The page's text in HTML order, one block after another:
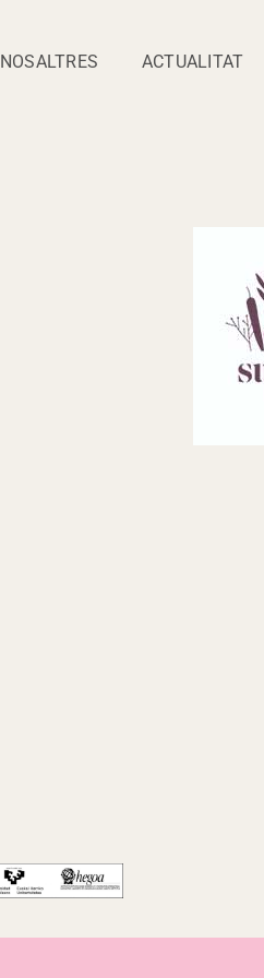
NOSALTRES ACTUALITAT